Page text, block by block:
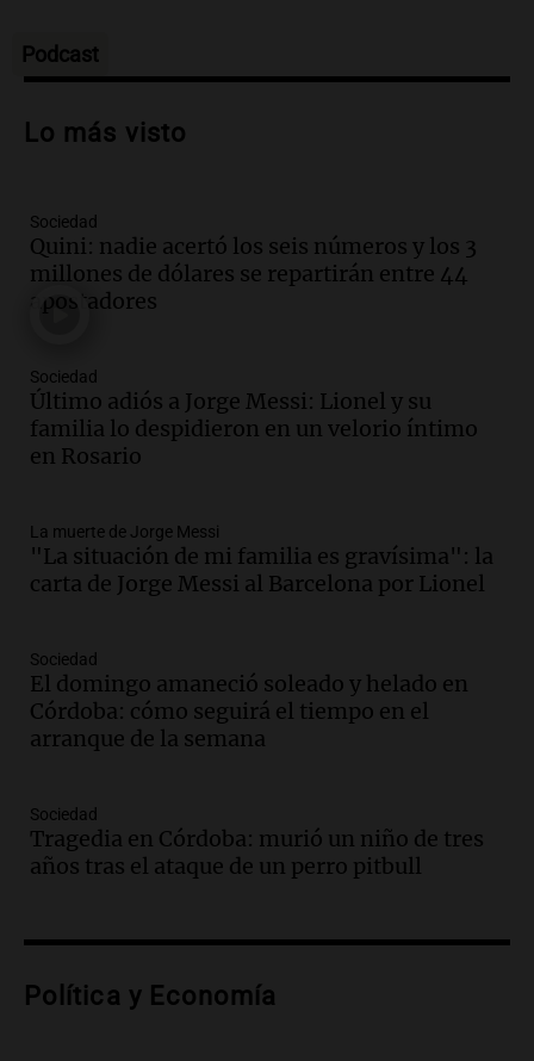
hablaron de su obra en Cadena 3
Audio.
Córdoba espera a León XIV con el
recuerdo del paso de Juan Pablo II: "Te
traspasaba con la mirada"
Amamos los Domingos
Audio.
un imperdible cordobés para los
amantes de la astronomía
Amamos los Domingos
la historia del club de Irlanda
revolucionado por hinchas argentinos
Amamos los Domingos
Audio.
argentino regresa al país tras conflicto
con Brasil
Panorama Federal
Audio.
con fractura de tobillo en refugio Doña
Rosa
Panorama Federal
Audio.Amaycha del Valle avanza en
con nueva tecnología médica
Podcast
Lo más visto
Sociedad
Quini: nadie acertó los seis números y los 3
millones de dólares se repartirán entre 44
apostadores
Sociedad
Último adiós a Jorge Messi: Lionel y su
familia lo despidieron en un velorio íntimo
en Rosario
La muerte de Jorge Messi
"La situación de mi familia es gravísima": la
carta de Jorge Messi al Barcelona por Lionel
Sociedad
El domingo amaneció soleado y helado en
Córdoba: cómo seguirá el tiempo en el
arranque de la semana
Sociedad
Tragedia en Córdoba: murió un niño de tres
años tras el ataque de un perro pitbull
Política y Economía